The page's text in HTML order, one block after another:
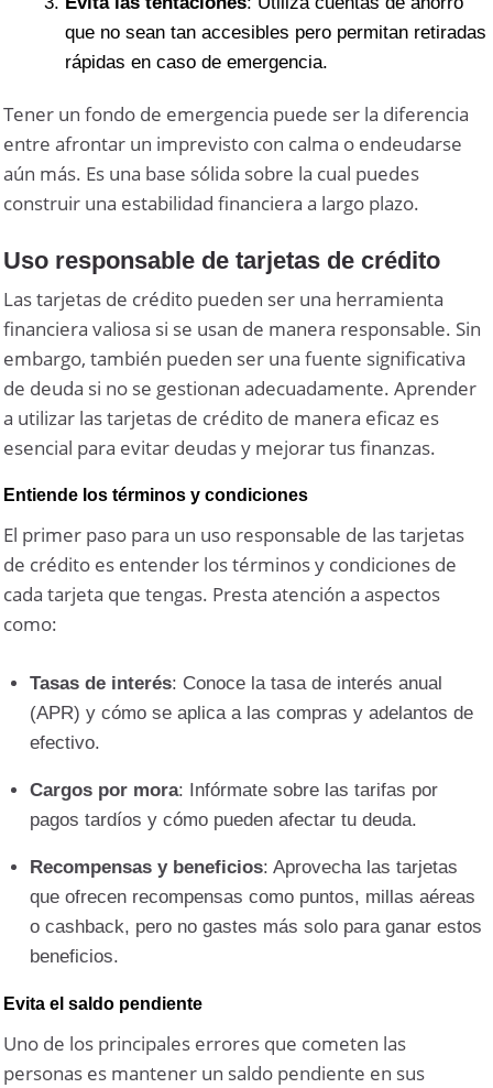
que no sean tan accesibles pero permitan retiradas
rápidas en caso de emergencia.
Tener un fondo de emergencia puede ser la diferencia
entre afrontar un imprevisto con calma o endeudarse
aún más. Es una base sólida sobre la cual puedes
construir una estabilidad financiera a largo plazo.
Uso responsable de tarjetas de crédito
Las tarjetas de crédito pueden ser una herramienta
financiera valiosa si se usan de manera responsable. Sin
embargo, también pueden ser una fuente significativa
de deuda si no se gestionan adecuadamente. Aprender
a utilizar las tarjetas de crédito de manera eficaz es
esencial para evitar deudas y mejorar tus finanzas.
Entiende los términos y condiciones
El primer paso para un uso responsable de las tarjetas
de crédito es entender los términos y condiciones de
cada tarjeta que tengas. Presta atención a aspectos
como:
Tasas de interés: Conoce la tasa de interés anual
(APR) y cómo se aplica a las compras y adelantos de
efectivo.
Cargos por mora: Infórmate sobre las tarifas por
pagos tardíos y cómo pueden afectar tu deuda.
Recompensas y beneficios: Aprovecha las tarjetas
que ofrecen recompensas como puntos, millas aéreas
o cashback, pero no gastes más solo para ganar estos
beneficios.
Evita el saldo pendiente
Uno de los principales errores que cometen las
personas es mantener un saldo pendiente en sus